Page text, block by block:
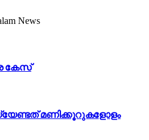
കേസ്
മണിക്കൂറുകളോളം